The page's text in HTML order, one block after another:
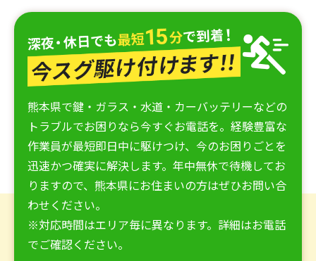
熊本県で鍵・ガラス・水道・カーバッテリーなどの
トラブルでお困りなら今すぐお電話を。経験豊富な
作業員が最短即日中に駆けつけ、今のお困りごとを
迅速かつ確実に解決します。年中無休で待機してお
りますので、熊本県にお住まいの方はぜひお問い合
わせください。
※対応時間はエリア毎に異なります。詳細はお電話
でご確認ください。